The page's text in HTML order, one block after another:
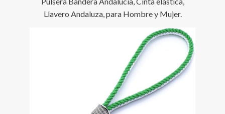
Llavero Andaluza, para Hombre y Mujer.